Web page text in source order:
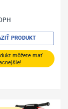
môžete mať
PRODUKT